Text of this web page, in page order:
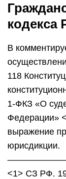
кодекса
В
118
1-ФКЗ «О
Федерации»
выражение
юрисдикции.
<1> СЗ РФ.